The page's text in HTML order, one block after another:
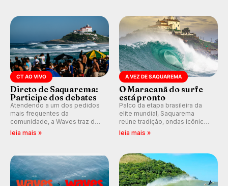
ranking mundial da WSL, na
etapa de Saquarema.
CT AO VIVO
Direto de Saquarema:
Participe dos debates
Atendendo a um dos pedidos
mais frequentes da
comunidade, a Waves traz de
volta os comentários e
Mundial.
leia mais »
A VEZ DE SAQUAREMA
O Maracanã do surfe
está pronto
Palco da etapa brasileira da
elite mundial, Saquarema
reúne tradição, ondas icônicas,
torcida única e uma premiação
campeões.
leia mais »